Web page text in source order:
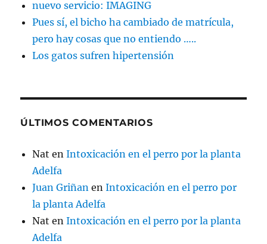
nuevo servicio: IMAGING
Pues sí, el bicho ha cambiado de matrícula,
pero hay cosas que no entiendo …..
Los gatos sufren hipertensión
ÚLTIMOS COMENTARIOS
Nat enIntoxicación en el perro por la planta
Adelfa
Juan Griñan enIntoxicación en el perro por
la planta Adelfa
Nat enIntoxicación en el perro por la planta
Adelfa